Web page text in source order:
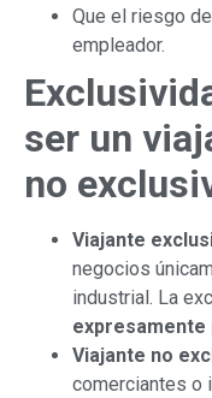
Que el riesgo
empleador.
ser un
no
Viajante
negocios
industrial. La
Viajante no
comerciantes o